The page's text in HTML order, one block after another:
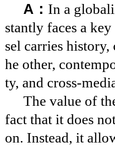
A： In a
stantly faces a
sel carries
he other,
ty, and cross-
The value of
fact that it does
on. Instead, it